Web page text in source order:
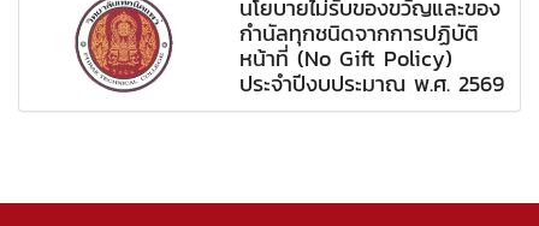
นโยบายไม่รับของขวัญและของ
กำนัลทุกชนิดจากการปฏิบัติ
หน้าที่ (No Gift Policy)
ประจำปีงบประมาณ พ.ศ. 2569